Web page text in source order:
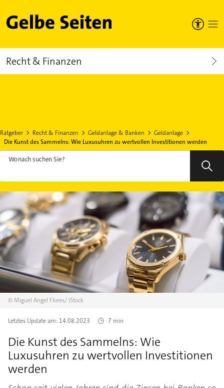
Gelbe Seiten
Recht & Finanzen
Ratgeber Recht & Finanzen Geldanlage & Banken
Geldanlage
Die Kunst des Sammelns: Wie Luxusuhren zu wertvollen Investitionen werden
Wonach suchen Sie?
©Miguel Angel Flores/ iStock
Letztes Update am: 14.08.2023 7 min
Die Kunst des Sammelns: Wie
Luxusuhren zu wertvollen Investitionen
werden